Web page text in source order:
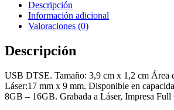
Ref:
DTSE
cantidad
Descripción
Información adicional
Valoraciones (0)
Descripción
USB DTSE. Tamaño: 3,9 cm x 1,2 cm Área
Láser:17 mm x 9 mm. Disponible en
8GB – 16GB. Grabada a Láser, Impresa